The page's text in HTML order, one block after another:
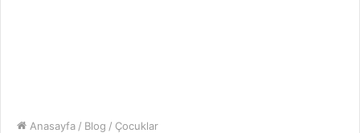
Anasayfa / Blog / Çocuklar